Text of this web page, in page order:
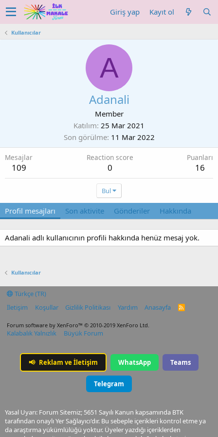
Giriş yap Kayıt ol
Kullanıcılar
A
Adanali
Member
Katılım 25 Mar 2021
Son görülme 11 Mar 2022
Mesajlar
109
Reaction score
0
Puanları
16
Bul
Profil mesajları Son aktivite Gönderiler Hakkında
Adanali adlı kullanıcının profili hakkında henüz mesaj yok.
Kullanıcılar
Türkçe (TR)
İletişim
Koşullar Gizlilik Politikası Yardım Anasayfa
R
Forum software by XenForo™ © 2010-2019 XenForo Ltd.
Kalabalık Yalnızlık Büyük Forum
📢 Reklam ve İletişim WhatsApp Teams
Telegram
Yasal Uyarı: Forum Sitemiz; 5651 Sayılı Kanun kapsamında BTK
tarafından onaylı Yer Sağlayıcı'dır. Bu sebeple içerikleri kontrol etme ya
da araştırma yükümlülüğü yoktur. Üyeler yazdığı içeriklerden